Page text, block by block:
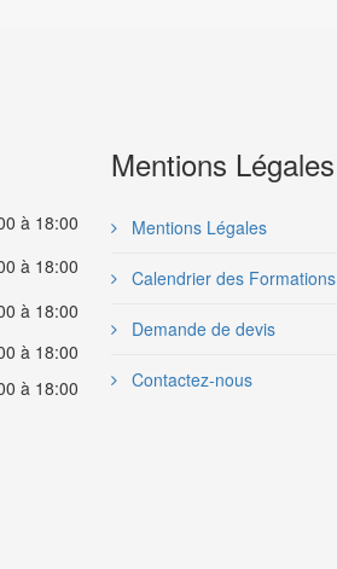
à 18:00
à 18:00
à 18:00
à 18:00
à 18:00
Mentions Légales
Mentions Légales
Calendrier des Formations
Demande de devis
Contactez-nous